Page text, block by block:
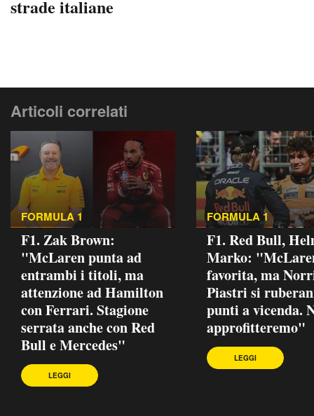
strade italiane
Articoli correlati
FORMULA 1
F1. Zak Brown:
"McLaren punta ad
entrambi i titoli, ma
attenzione ad Hamilton
con Ferrari. Stagione
serrata anche con Red
Bull e Mercedes"
LEGGI
FORMULA 1
F1. Red Bull,
Marko:
favorita, ma
Piastri si
punti a vicenda.
approfitteremo"
LEGGI